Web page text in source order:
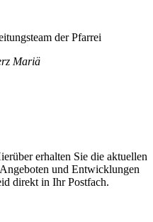
der Pfarrei
Mariä
erhalten Sie die aktuellen
und Entwicklungen
direkt in Ihr Postfach.